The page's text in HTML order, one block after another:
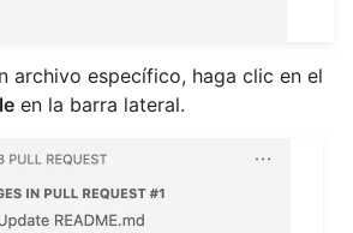
archivo específico, haga clic en el
en la barra lateral.